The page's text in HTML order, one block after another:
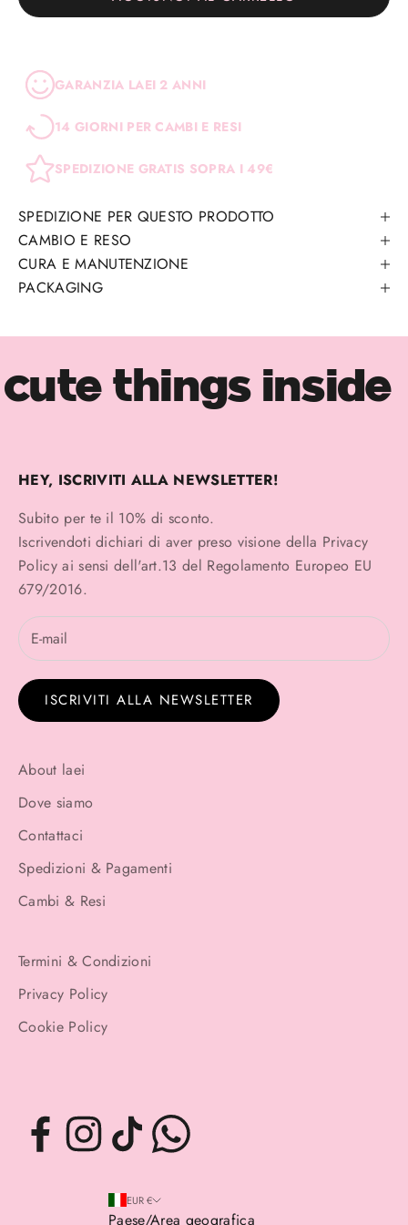
GARANZIA LAEI 2 ANNI
14 GIORNI PER CAMBI E RESI
SPEDIZIONE GRATIS SOPRA I 49€
SPEDIZIONE PER QUESTO PRODOTTO
CAMBIO E RESO
CURA E MANUTENZIONE
PACKAGING
cute things inside
HEY, ISCRIVITI ALLA NEWSLETTER!
Subito per te il 10% di sconto.
Iscrivendoti dichiari di aver preso visione della Privacy
Policyai sensi dell'art.13 del Regolamento Europeo EU
679/2016.
ISCRIVITI ALLA NEWSLETTER
About laei
Dove siamo
Contattaci
Spedizioni & Pagamenti
Cambi & Resi
Termini & Condizioni
Privacy Policy
Cookie Policy
EUR €
Paese/Area geografica